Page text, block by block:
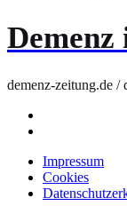
demenz-zeitung.de /
Impressum
Cookies